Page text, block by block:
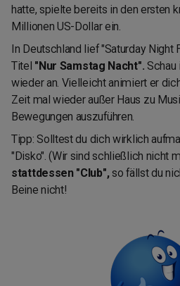
hatte, spielte bereits in den ersten
Millionen US-Dollar ein.
In Deutschland lief "Saturday Night
Titel "Nur Samstag Nacht". Schau
wieder an. Vielleicht animiert er
Zeit mal wieder außer Haus zu
Bewegungen auszuführen.
Tipp: Solltest du dich wirklich
"Disko". (Wir sind schließlich nicht
stattdessen "Club",so fällst du
Beine nicht!